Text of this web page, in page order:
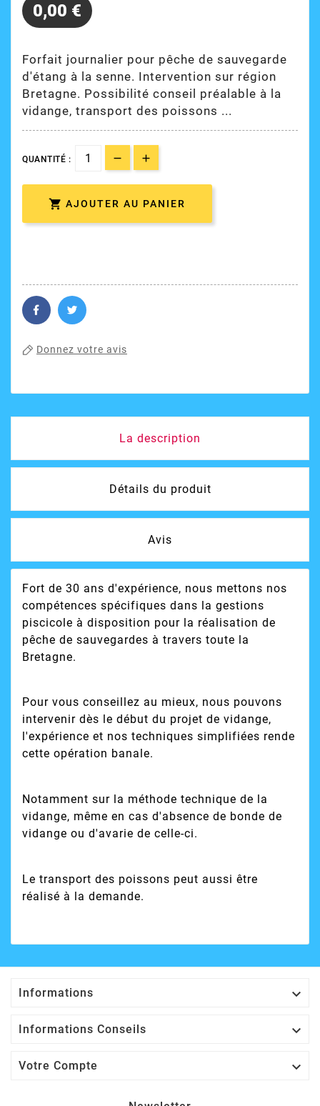
0,00 €
Forfait journalier pour pêche de sauvegarde
d'étang à la senne. Intervention sur région
Bretagne. Possibilité conseil préalable à la
vidange, transport des poissons ...
QUANTITÉ :
 AJOUTER AU PANIER
Donnez votre avis
La description
Détails du produit
Avis
Fort de 30 ans d'expérience, nous mettons nos
compétences spécifiques dans la gestions
piscicole à disposition pour la réalisation de
pêche de sauvegardes à travers toute la
Bretagne.
Pour vous conseillez au mieux, nous pouvons
intervenir dès le début du projet de vidange,
l'expérience et nos techniques simplifiées rende
cette opération banale.
Notamment sur la méthode technique de la
vidange, même en cas d'absence de bonde de
vidange ou d'avarie de celle-ci.
Le transport des poissons peut aussi être
réalisé à la demande.
Informations 
Informations Conseils 
Votre Compte 